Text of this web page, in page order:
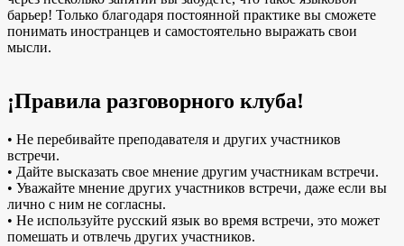
барьер! Только благодаря постоянной практике вы сможете
понимать иностранцев и самостоятельно выражать свои
мысли.
¡Правила разговорного клуба!
• Не перебивайте преподавателя и других участников
встречи.
• Дайте высказать свое мнение другим участникам встречи.
• Уважайте мнение других участников встречи, даже если вы
лично с ним не согласны.
• Не используйте русский язык во время встречи, это может
помешать и отвлечь других участников.